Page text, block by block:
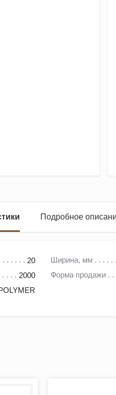
Подробное
20 Ширина, мм
2000 Форма продажи